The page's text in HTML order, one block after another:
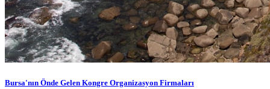
Bursa'nın Önde Gelen Kongre Organizasyon Firmaları